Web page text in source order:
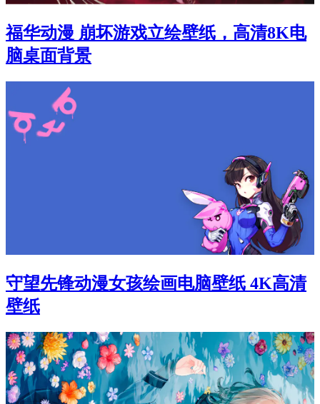
福华动漫 崩坏游戏立绘壁纸，高清8K电
脑桌面背景
守望先锋动漫女孩绘画电脑壁纸 4K高清
壁纸